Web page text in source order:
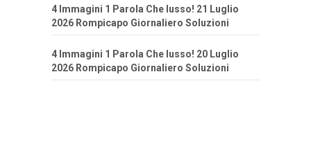
4 Immagini 1 Parola Che lusso! 21 Luglio
2026 Rompicapo Giornaliero Soluzioni
4 Immagini 1 Parola Che lusso! 20 Luglio
2026 Rompicapo Giornaliero Soluzioni